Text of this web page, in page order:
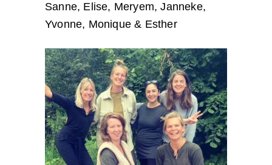
Sanne, Elise, Meryem, Janneke,
Yvonne, Monique & Esther